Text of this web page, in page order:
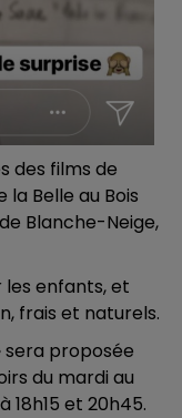
des films de
Belle au Bois
Blanche-Neige,
les enfants, et
frais et naturels.
sera proposée
du mardi au
18h15 et 20h45.